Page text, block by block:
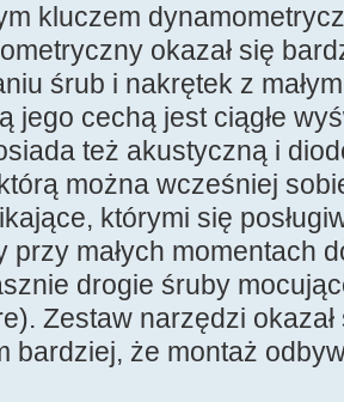
kluczem
okazał się
śrub i nakrętek z
jego cechą jest ciągłe
też akustyczną i
można wcześniej
którymi się
przy małych momentach
drogie śruby
Zestaw narzędzi
bardziej, że montaż